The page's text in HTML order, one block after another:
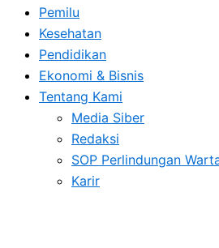
Pemilu
Kesehatan
Pendidikan
Ekonomi & Bisnis
Tentang Kami
Media Siber
Redaksi
SOP Perlindungan
Karir